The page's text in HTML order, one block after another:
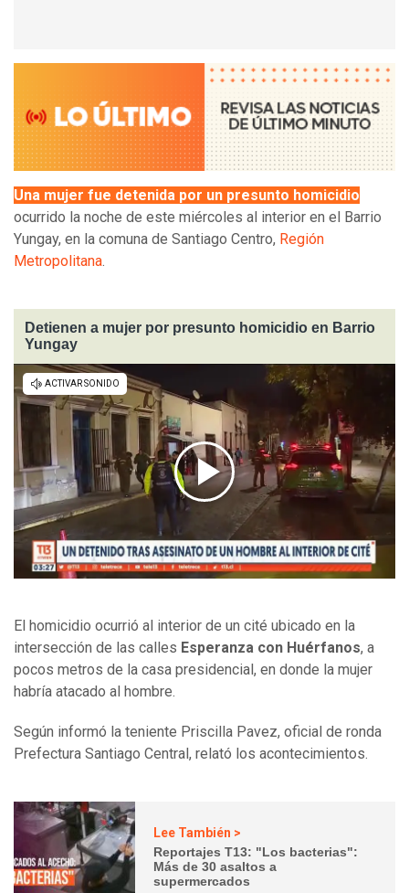
Una mujer fue detenida por un presunto homicidio
ocurrido la noche de este miércoles al interior en el Barrio
Yungay, en la comuna de Santiago Centro, Región
Metropolitana.
Detienen a mujer por presunto homicidio en Barrio
Yungay
El homicidio ocurrió al interior de un cité ubicado en la
intersección de las calles Esperanza con Huérfanos, a
pocos metros de la casa presidencial, en donde la mujer
habría atacado al hombre.
Según informó la teniente Priscilla Pavez, oficial de ronda
Prefectura Santiago Central, relató los acontecimientos.
Lee También >
Reportajes T13: "Los bacterias":
Más de 30 asaltos a
supermercados